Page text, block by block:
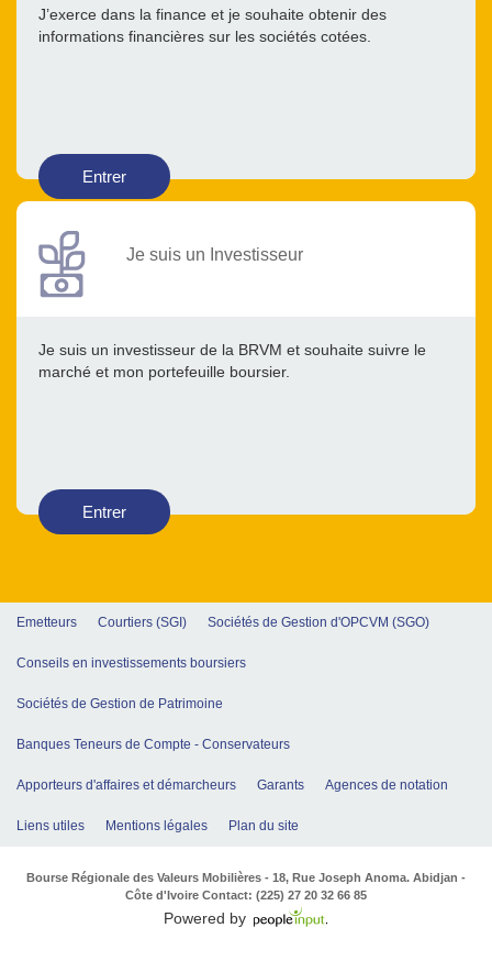
J’exerce dans la finance et je souhaite obtenir des
informations financières sur les sociétés cotées.
Entrer
Je suis un Investisseur
Je suis un investisseur de la BRVM et souhaite suivre le
marché et mon portefeuille boursier.
Entrer
Emetteurs Courtiers (SGI) Sociétés de Gestion d'OPCVM (SGO)
Conseils en investissements boursiers
Sociétés de Gestion de Patrimoine
Banques Teneurs de Compte - Conservateurs
Apporteurs d'affaires et démarcheurs Garants Agences de notation
Liens utiles Mentions légales Plan du site
Bourse Régionale des Valeurs Mobilières - 18, Rue Joseph Anoma. Abidjan -
Côte d'Ivoire Contact: (225) 27 20 32 66 85
Powered by